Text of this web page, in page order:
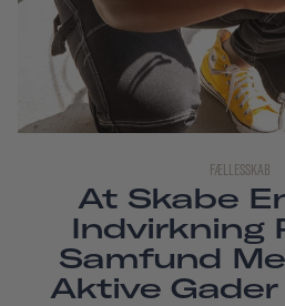
FÆLLESSKAB
At Skabe
Indvirkning
Samfund
Aktive